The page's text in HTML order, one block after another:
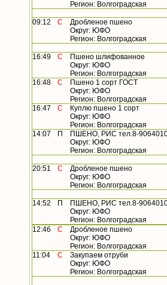
Регион: Волгоградская
09:12 С
Дробленое пшено
Округ: ЮФО
Регион: Волгоградская
16:49 С
Пшено шлифованное
Округ: ЮФО
Регион: Волгоградская
16:48
С
Пшено 1 сорт ГОСТ
Округ: ЮФО
Регион: Волгоградская
16:47
С
Куплю пшено 1 сорт
Округ: ЮФО
Регион: Волгоградская
14:07
П
ПШЕНО, РИС тел.8-
Округ: ЮФО
Регион: Волгоградская
20:51 С
Дробленое пшено
Округ: ЮФО
Регион: Волгоградская
14:52 П
ПШЕНО, РИС тел.8-
Округ: ЮФО
Регион: Волгоградская
12:46
С
Дробленое пшено
Округ: ЮФО
Регион: Волгоградская
11:04
С
Закупаем отруби
Округ: ЮФО
Регион: Волгоградская